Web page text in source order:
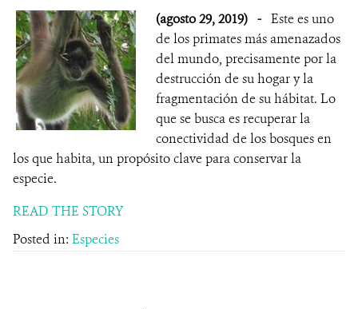
(agosto 29, 2019) - Este es uno
de los primates más amenazados
del mundo, precisamente por la
destrucción de su hogar y la
fragmentación de su hábitat. Lo
que se busca es recuperar la
conectividad de los bosques en
los que habita, un propósito clave para conservar la
especie.
READ THE STORY
Posted in: Especies